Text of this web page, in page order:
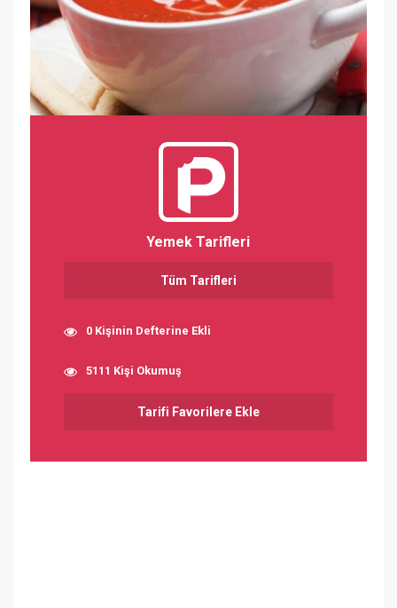
Yemek Tarifleri
Tüm Tarifleri
0 Kişinin Defterine Ekli
5111 Kişi Okumuş
Tarifi Favorilere Ekle